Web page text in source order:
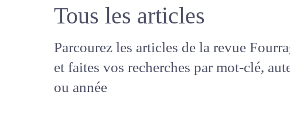
Tous les articles
Parcourez les articles de la revue
Fourrages, et faites vos recherches par
mot-clé, auteur ou année